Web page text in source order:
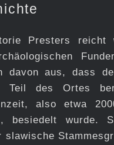
Presters reicht
davon aus, dass
Teil des Ortes
also etwa
besiedelt wurde.
slawische